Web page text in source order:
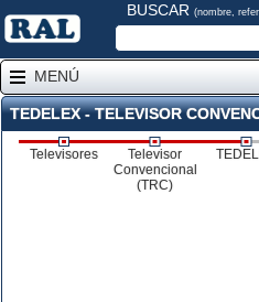
BUSCAR (nombre,
MENÚ
TEDELEX - TELEVISOR
Televisores
Televisor
Convencional
(TRC)